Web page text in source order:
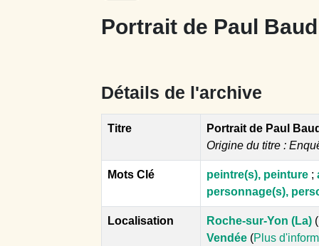
Portrait de Paul
Détails de l'archive
Titre
Portrait de Paul
Origine du titre :
Mots Clé peintre(s), peinture ;
personnage(s),
Localisation Roche-sur-Yon (La) (
Vendée (Plus